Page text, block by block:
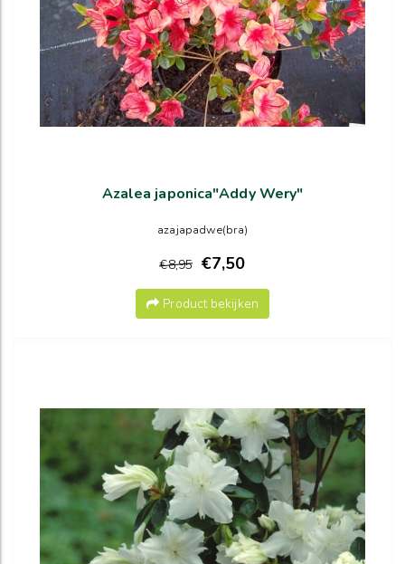
Azalea japonica"Addy Wery"
azajapadwe(bra)
€8,95 €7,50
Product bekijken